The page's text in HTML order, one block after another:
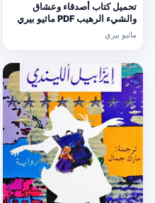
تحميل كتاب أصدقاء وعشاق
والشيء الرهيب PDF ماثيو بيري
مجانا برابط مباشر
ماثيو بيري